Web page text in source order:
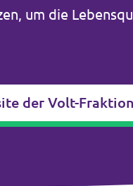
um die
der Volt-